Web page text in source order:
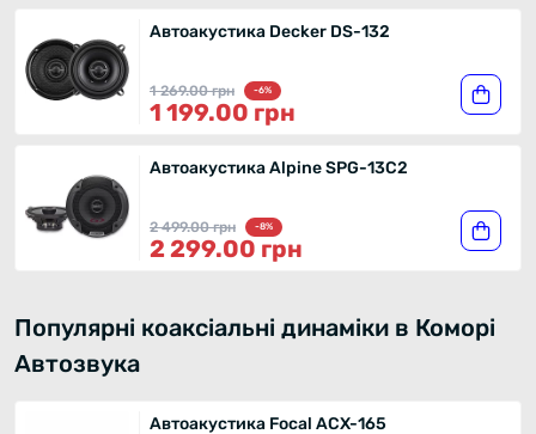
Автоакустика Decker DS-132
1 269.00 грн -6%
1 199.00 грн
Автоакустика Alpine SPG-13C2
2 499.00 грн -8%
2 299.00 грн
Популярні коаксіальні динаміки в Коморі
Автозвука
Автоакустика Focal ACX-165